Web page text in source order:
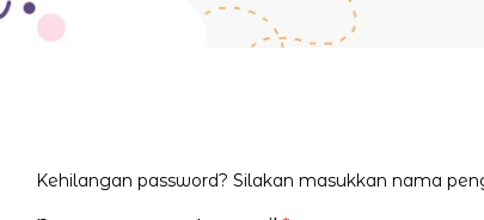
Kehilangan password? Silakan masukkan nama